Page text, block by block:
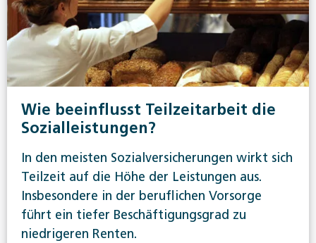
Wie beeinflusst Teilzeitarbeit die
Sozialleistungen?
In den meisten Sozialversicherungen wirkt sich
Teilzeit auf die Höhe der Leistungen aus.
Insbesondere in der beruflichen Vorsorge
führt ein tiefer Beschäftigungsgrad zu
niedrigeren Renten.